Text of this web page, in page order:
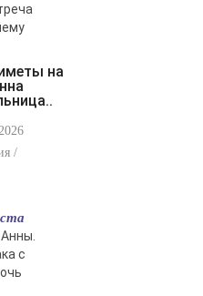
/
с